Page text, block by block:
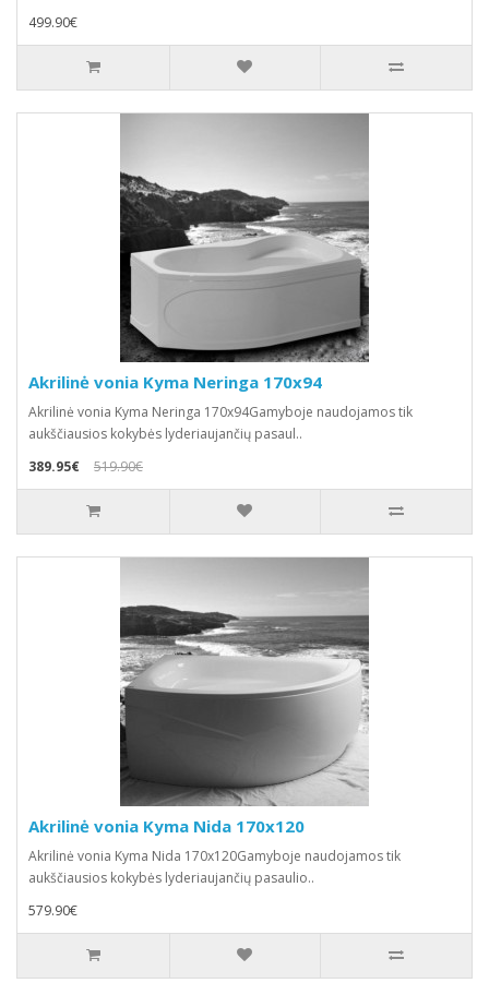
499.90€
Akrilinė vonia Kyma Neringa 170x94
Akrilinė vonia Kyma Neringa 170x94Gamyboje naudojamos tik
aukščiausios kokybės lyderiaujančių pasaul..
389.95€
519.90€
Akrilinė vonia Kyma Nida 170x120
Akrilinė vonia Kyma Nida 170x120Gamyboje naudojamos tik
aukščiausios kokybės lyderiaujančių pasaulio..
579.90€